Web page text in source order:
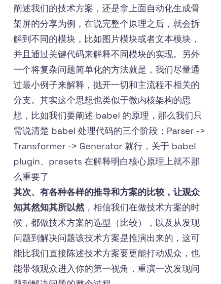
阐述我们的技术方案，还是拿上面自动化生成骨
架屏的分享为例，在说完整个原理之后，就会拆
解到不同的模块，比如图片模块或者文本模块，
并且通过关键代码来解释不同模块的实现。另外
一个将复杂问题简单化的方法就是，我们尽量通
过最小例子来解释，抛开一切和主流程不相关的
分支。其实这个思想也类似于微内核架构的思
想，比如我们要阐述 babel 的原理，那么我们只
需说清楚 babel 处理代码的三个阶段：Parser ->
Transformer -> Generator 就行，关于 babel
plugin、presets 在解释明白核心原理上就不那
么重要了
其次、有各种各样的推导和方案的比较，让观众
知其然知其所以然，相信我们在做技术方案的时
候，都做技术方案的选型（比较），以及从发现
问题到解决问题该技术方案是推演出来的，这可
能比我们直接陈述技术方案要更能打动观众，也
能带领观众进入你的第一视角，重演一次发现问